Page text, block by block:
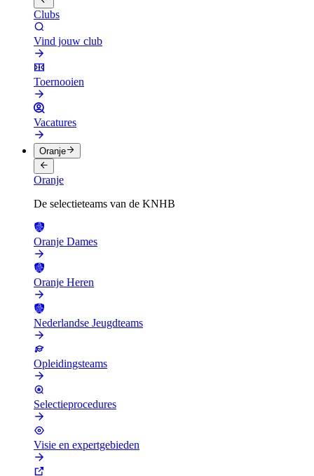
Clubs
Vind jouw club
Toernooien
Vacatures
Oranje
Oranje
De selectieteams van de KNHB
Oranje Dames
Oranje Heren
Nederlandse Jeugdteams
Opleidingsteams
Selectieprocedures
Visie en expertgebieden